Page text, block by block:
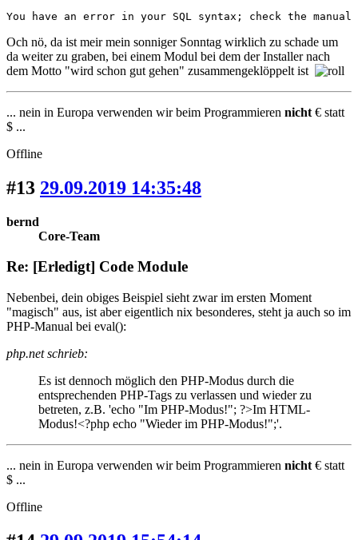
You have an error in your SQL syntax; check the manual
Och nö, da ist meir mein sonniger Sonntag wirklich zu schade um
da weiter zu graben, bei einem Modul bei dem der Installer nach
dem Motto "wird schon gut gehen" zusammengeklöppelt ist
... nein in Europa verwenden wir beim Programmieren nicht € statt
$ ...
Offline
#13 29.09.2019 14:35:48
bernd
Core-Team
Re: [Erledigt] Code Module
Nebenbei, dein obiges Beispiel sieht zwar im ersten Moment
"magisch" aus, ist aber eigentlich nix besonderes, steht ja auch so im
PHP-Manual bei eval():
php.net schrieb:
Es ist dennoch möglich den PHP-Modus durch die
entsprechenden PHP-Tags zu verlassen und wieder zu
betreten, z.B. 'echo "Im PHP-Modus!"; ?>Im HTML-
Modus!<?php echo "Wieder im PHP-Modus!";'.
... nein in Europa verwenden wir beim Programmieren nicht € statt
$ ...
Offline